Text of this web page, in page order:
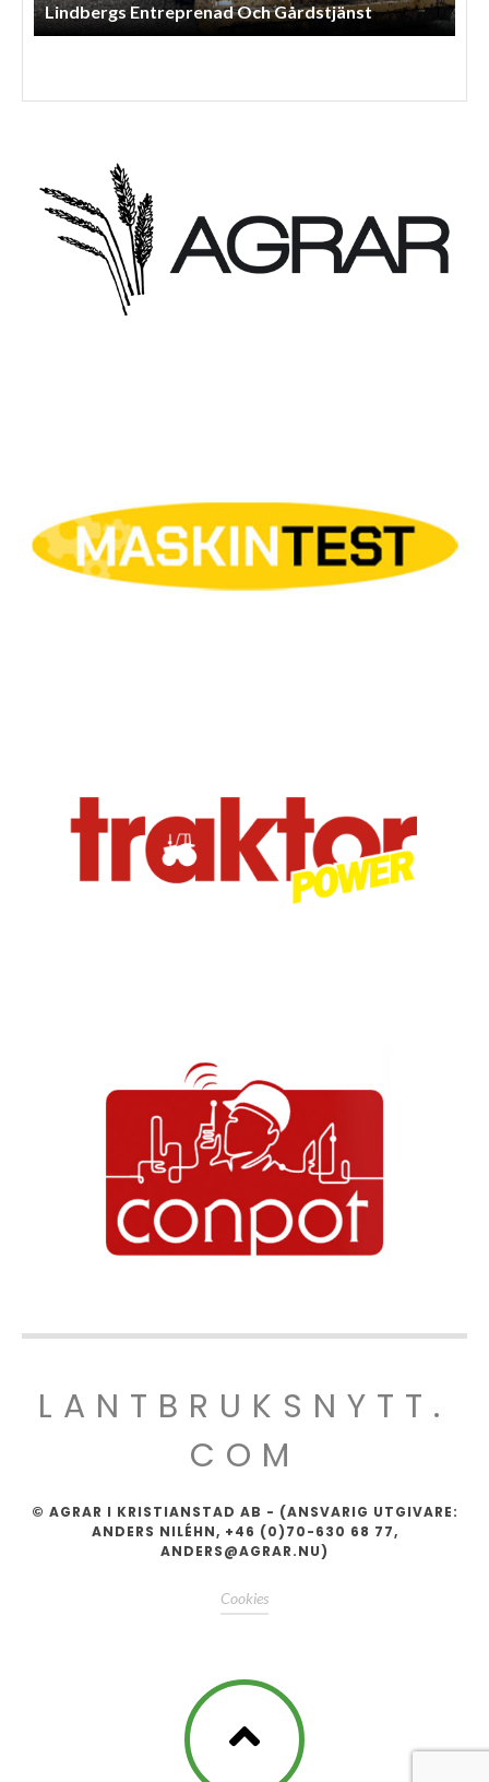
Lindbergs Entreprenad Och Gårdstjänst
LANTBRUKSNYTT.
COM
© AGRAR I KRISTIANSTAD AB - (ANSVARIG UTGIVARE:
ANDERS NILÉHN, +46 (0)70-630 68 77,
ANDERS@AGRAR.NU)
Cookies